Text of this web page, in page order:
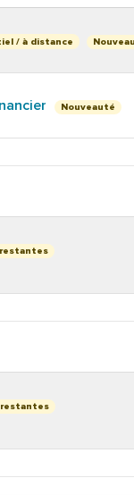
/ à distance
Nouveauté